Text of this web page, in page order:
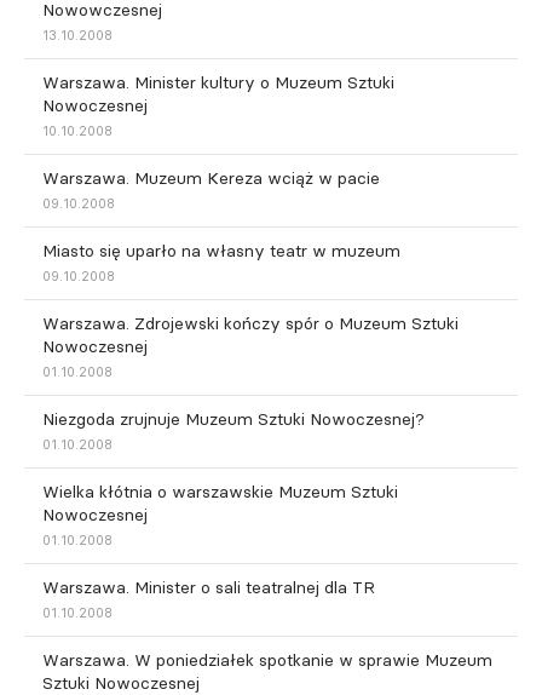
Nowowczesnej
13.10.2008
Warszawa. Minister kultury o Muzeum Sztuki
Nowoczesnej
10.10.2008
Warszawa. Muzeum Kereza wciąż w pacie
09.10.2008
Miasto się uparło na własny teatr w muzeum
09.10.2008
Warszawa. Zdrojewski kończy spór o Muzeum Sztuki
Nowoczesnej
01.10.2008
Niezgoda zrujnuje Muzeum Sztuki Nowoczesnej?
01.10.2008
Wielka kłótnia o warszawskie Muzeum Sztuki
Nowoczesnej
01.10.2008
Warszawa. Minister o sali teatralnej dla TR
01.10.2008
Warszawa. W poniedziałek spotkanie w sprawie Muzeum
Sztuki Nowoczesnej